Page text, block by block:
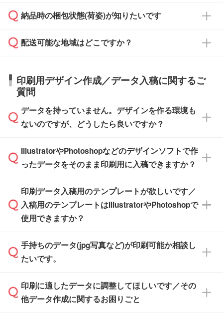
ご希望の際は担当スタッフまでお気軽にご相談
ください。
ご入金確認後、1～2営業日で出荷いたしま
タッフまでお問い合わせください。
ル」に注文予定日をご入力いただくと、おおよ
その締切日や出荷目安をご確認いただけます。
品が決まりましたらお早めのご発注をお願いい
たします。
※土日祝日を除く営業日換算です。
※沖縄・離島は追加日数がかかります。
い。
応が可能かご案内いたします。
す。>>対象商品はこちら
※最短出荷日は商品によって異なります。各商
品ページにてご確認ください
ご入金確認後に在庫を確保し、注文確定のご連
はできかねますので予めご了承ください。
納品時の梱包状態(荷姿)が知りたいです
商品によって異なります。各ページにある商品
す。(白箱、化粧箱、ブリスターパックなど)
【袋入り】 商品がひとつずつ袋に入っていま
す。(透明袋、デザイン袋など)
【個包装なし】 個包装がされていない状態で
※化粧箱から白箱への入れ替えや、オリジナル
箱の作成は原則承っておりません。
配送可能な地域はどこですか？
日本全国へお届けが可能です。なお、海外への
直接納品は行っておりませんので予めご了承く
ださい。
印刷用デザイン作成／データ入稿に関するご
質問
データを持っていません。デザインを作る環境も
ないのですが、どうしたら良いですか？
無料の「デザインシミュレーター」を使えば、
PCやスマホから簡単にデザインを作成できま
ザインソフトがなくても安心です。
また、「データ作成サービス
せいただければ、弊社にて無料でデザインデー
タを1点作成いたします。
IllustratorやPhotoshopなどのデザインソフトで作
ったデータをそのまま印刷用に入稿できますか？
IllustratorやPhotoshop、CLIP STUDIOなどのデ
ザインソフトでこだわりのデザインを作成した
い方は、完全データ入稿
積・ご注文フォームにアップロードしてご入稿
ください。
ご入稿後は経験豊富なスタッフがデータに不備
がないかチェックし、お客様と確認してから印
刷に進みますので、ご安心ください。
印刷データ入稿用のテンプレートが欲しいです／
入稿用のテンプレートはIllustratorやPhotoshopで
使用できますか？
一部商品は入稿用テンプレートのご用意があり
ます。各商品ページの『印刷方法・テンプレー
入稿用のテンプレートはPDF形式ですが、
IllustratorやPhotoshopで開いてご利用いただけ
手持ちのデータ(jpg写真など)が印刷可能か相談し
たいです。
印刷に適したデータ・解像度かどうか、担当ス
タッフが事前に確認いたします。
印刷に適したデータに調整してほしいです／その
他データ作成に関するお困りごと